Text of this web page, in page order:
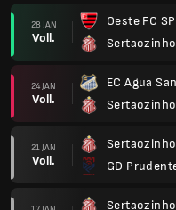
28 JAN
Voll.
Oeste FC SP
Sertaozinho
24 JAN
Voll.
EC Agua
Sertaozinho
21 JAN
Voll.
Sertaozinho
GD
Sertaozinho